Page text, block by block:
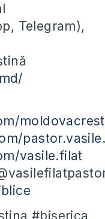
Telegram),
vasile.filat
#biserica